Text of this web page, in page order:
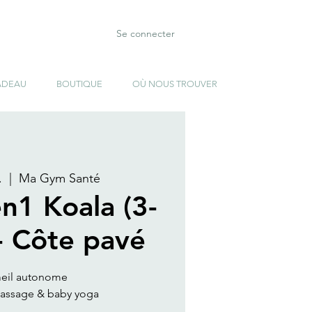
Se connecter
BOUTIQUE OÙ NOUS TROUVER
  |
Ma Gym Santé
Koala (3-
Côte pavé
autonome